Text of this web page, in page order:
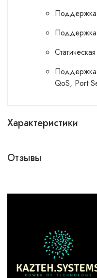
Поддержка
QoS, Port
Характеристики
Отзывы